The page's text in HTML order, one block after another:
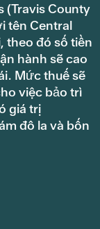
(Travis County
tên Central
theo đó số tiền
hành sẽ cao
Mức thuế sẽ
việc bảo trì
giá trị
đô la và bốn